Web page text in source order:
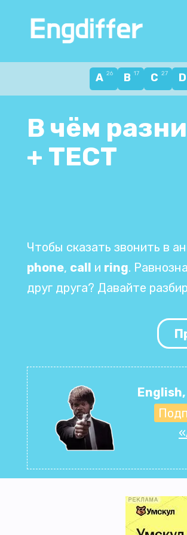
содержанию
A 26 B 17 C 27 D
В чём
+ ТЕСТ
Чтобы сказать звонить в
phone, call и ring.
друг друга? Давайте